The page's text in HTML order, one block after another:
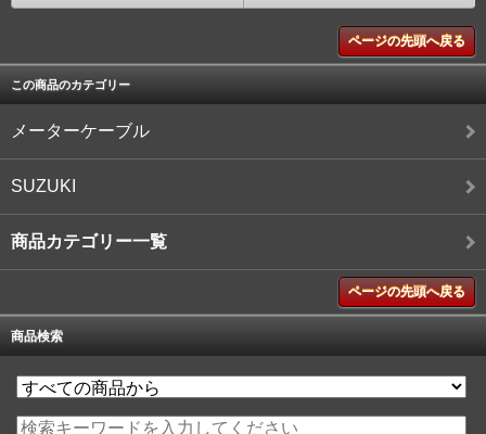
ページの先頭へ戻る
この商品のカテゴリー
メーターケーブル
SUZUKI
商品カテゴリー一覧
ページの先頭へ戻る
商品検索